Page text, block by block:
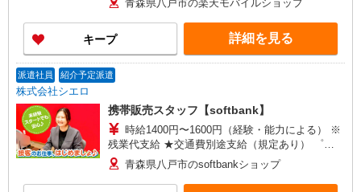
を紹介頂くと, インセンティブ支給(規定有) ゜・。
○。・゜+゜・。○。・゜+゜
青森県八戸市の楽天モバイルショップ
キープ 詳細を見る
派遣社員 紹介予定派遣
株式会社シエロ
携帯販売スタッフ【softbank】
時給1400円〜1600円（経験・能力による） ※
残業代支給 ★交通費別途支給（規定あり） ゜
+゜・。○。・゜+゜・。○。・゜+゜ 入社祝い金10
万円支給(規定有) お友達を紹介頂くと, インセンテ
ィブ支給(規定有) ★月2回払い・週払い可能（規程
青森県八戸市のsoftbankショップ